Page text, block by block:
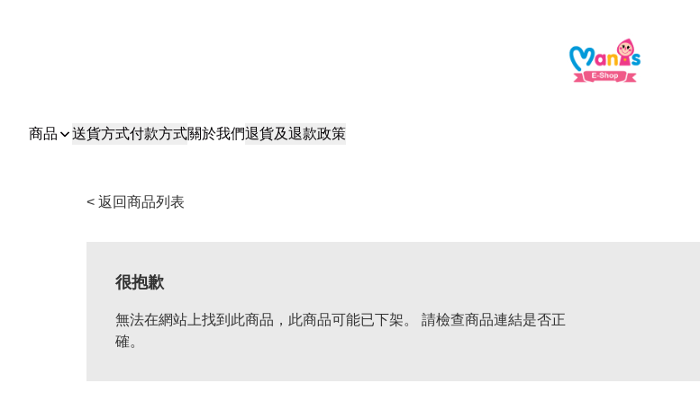
商品 送貨方式付款方式關於我們退貨及退款政策
< 返回商品列表
很抱歉
無法在網站上找到此商品，此商品可能已下架。 請檢查商品連結是否正
確。